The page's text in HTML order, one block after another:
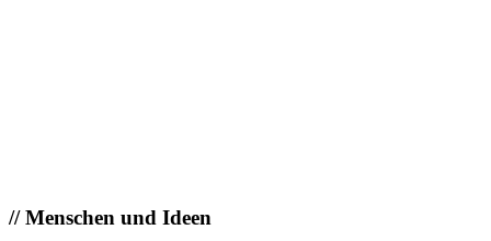
//Menschen und Ideen